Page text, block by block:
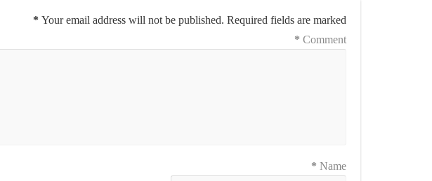
Your email address will not be published. Required fields are marked
*
Comment
*
Name
*